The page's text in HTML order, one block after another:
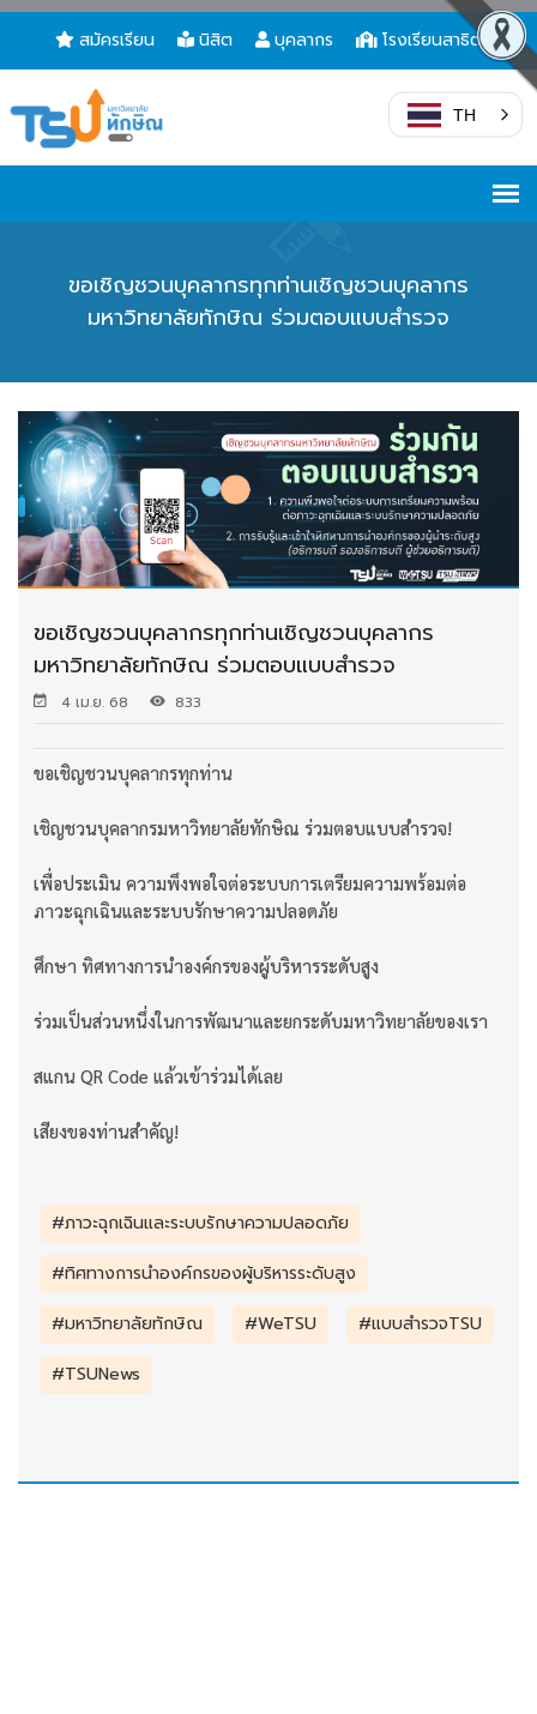
สมัครเรียน นิสิต บุคลากร โรงเรียนสาธิต
TH
ขอเชิญชวนบุคลากรทุกท่านเชิญชวนบุคลากร
มหาวิทยาลัยทักษิณ ร่วมตอบแบบสำรวจ
ขอเชิญชวนบุคลากรทุกท่านเชิญชวนบุคลากร
มหาวิทยาลัยทักษิณ ร่วมตอบแบบสำรวจ
4 เม.ย. 68 833
ขอเชิญชวนบุคลากรทุกท่าน
เชิญชวนบุคลากรมหาวิทยาลัยทักษิณ ร่วมตอบแบบสำรวจ!
เพื่อประเมิน ความพึงพอใจต่อระบบการเตรียมความพร้อมต่อ
ภาวะฉุกเฉินและระบบรักษาความปลอดภัย
ศึกษา ทิศทางการนำองค์กรของผู้บริหารระดับสูง
ร่วมเป็นส่วนหนึ่งในการพัฒนาและยกระดับมหาวิทยาลัยของเรา
สแกน QR Code แล้วเข้าร่วมได้เลย
เสียงของท่านสำคัญ!
#ภาวะฉุกเฉินและระบบรักษาความปลอดภัย
#ทิศทางการนำองค์กรของผู้บริหารระดับสูง
#มหาวิทยาลัยทักษิณ
#WeTSU
#แบบสำรวจTSU
#TSUNews